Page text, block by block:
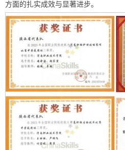
方面的扎实成效与显著进步。